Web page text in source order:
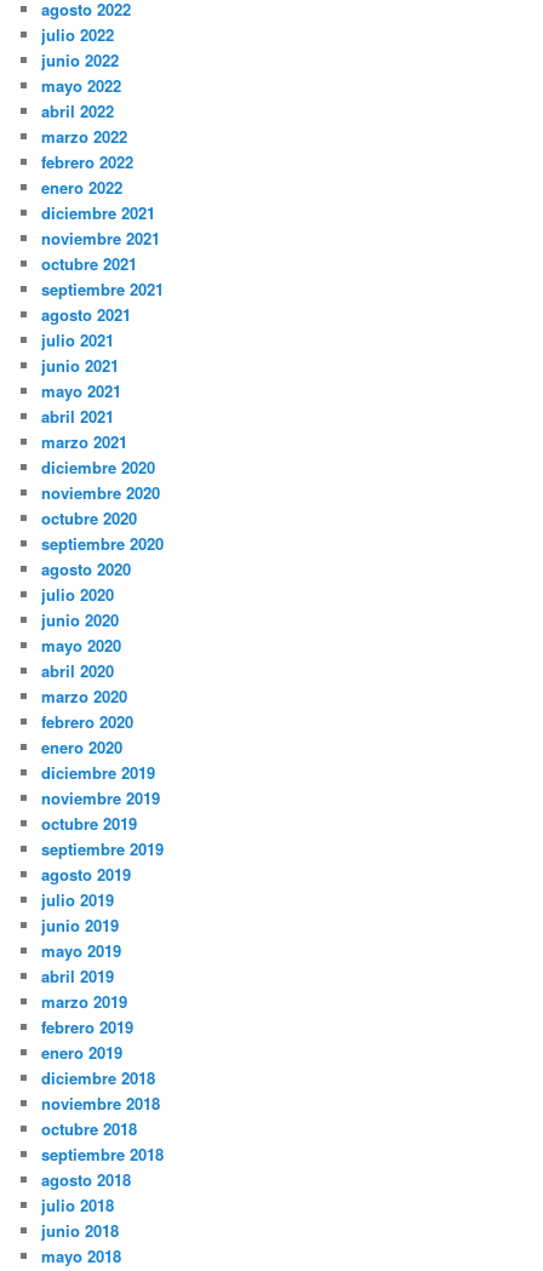
agosto 2022
julio 2022
junio 2022
mayo 2022
abril 2022
marzo 2022
febrero 2022
enero 2022
diciembre 2021
noviembre 2021
octubre 2021
septiembre 2021
agosto 2021
julio 2021
junio 2021
mayo 2021
abril 2021
marzo 2021
diciembre 2020
noviembre 2020
octubre 2020
septiembre 2020
agosto 2020
julio 2020
junio 2020
mayo 2020
abril 2020
marzo 2020
febrero 2020
enero 2020
diciembre 2019
noviembre 2019
octubre 2019
septiembre 2019
agosto 2019
julio 2019
junio 2019
mayo 2019
abril 2019
marzo 2019
febrero 2019
enero 2019
diciembre 2018
noviembre 2018
octubre 2018
septiembre 2018
agosto 2018
julio 2018
junio 2018
mayo 2018